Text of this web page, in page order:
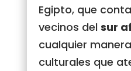
Egipto, que
vecinos del sur
cualquier
culturales que